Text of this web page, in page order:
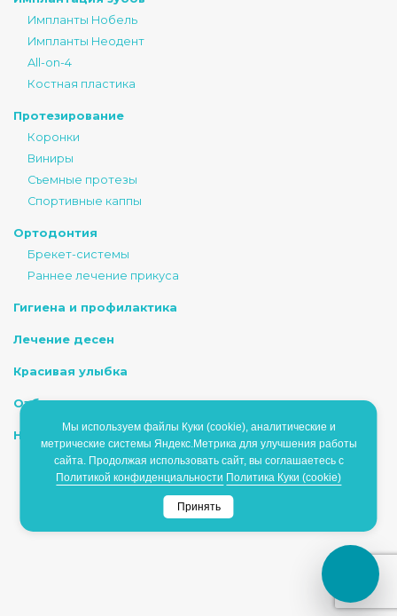
Импланты Нобель
Импланты Неодент
All-on-4
Костная пластика
Протезирование
Коронки
Виниры
Съемные протезы
Спортивные каппы
Ортодонтия
Брекет-системы
Раннее лечение прикуса
Гигиена и профилактика
Лечение десен
Красивая улыбка
Отбеливание
Наркоз/Седация
ИМЕЮТСЯ ПРОТИВОПОКАЗАНИЯ, НЕОБХОДИМО
ПРОКОНСУЛЬТИРОВАТЬСЯ СО СПЕЦИАЛИСТОМ
Мы используем файлы Куки (cookie), аналитические и
метрические системы Яндекс.Метрика для улучшения работы
сайта. Продолжая использовать сайт, вы соглашаетесь с
Политикой конфиденциальности Политика Куки (cookie)
Принять